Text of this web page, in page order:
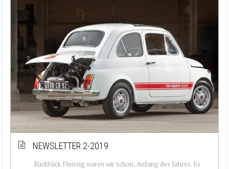
NEWSLETTER 2-2019
Rückblick Fleissig waren wir schon, Anfang des Jahres. Es